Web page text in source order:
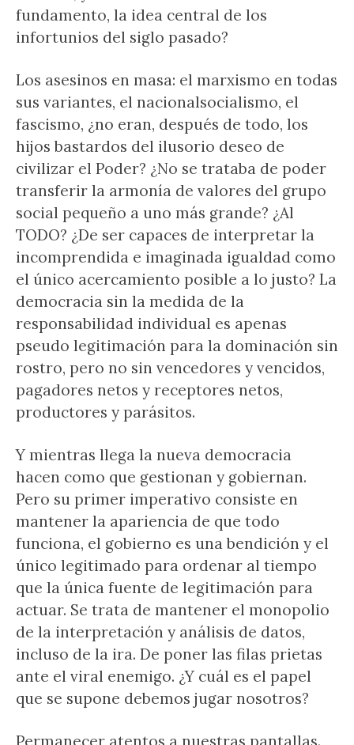
fundamento, la idea central de los
infortunios del siglo pasado?
Los asesinos en masa: el marxismo en todas
sus variantes, el nacionalsocialismo, el
fascismo, ¿no eran, después de todo, los
hijos bastardos del ilusorio deseo de
civilizar el Poder? ¿No se trataba de poder
transferir la armonía de valores del grupo
social pequeño a uno más grande? ¿Al
TODO? ¿De ser capaces de interpretar la
incomprendida e imaginada igualdad como
el único acercamiento posible a lo justo? La
democracia sin la medida de la
responsabilidad individual es apenas
pseudo legitimación para la dominación sin
rostro, pero no sin vencedores y vencidos,
pagadores netos y receptores netos,
productores y parásitos.
Y mientras llega la nueva democracia
hacen como que gestionan y gobiernan.
Pero su primer imperativo consiste en
mantener la apariencia de que todo
funciona, el gobierno es una bendición y el
único legitimado para ordenar al tiempo
que la única fuente de legitimación para
actuar. Se trata de mantener el monopolio
de la interpretación y análisis de datos,
incluso de la ira. De poner las filas prietas
ante el viral enemigo. ¿Y cuál es el papel
que se supone debemos jugar nosotros?
Permanecer atentos a nuestras pantallas.